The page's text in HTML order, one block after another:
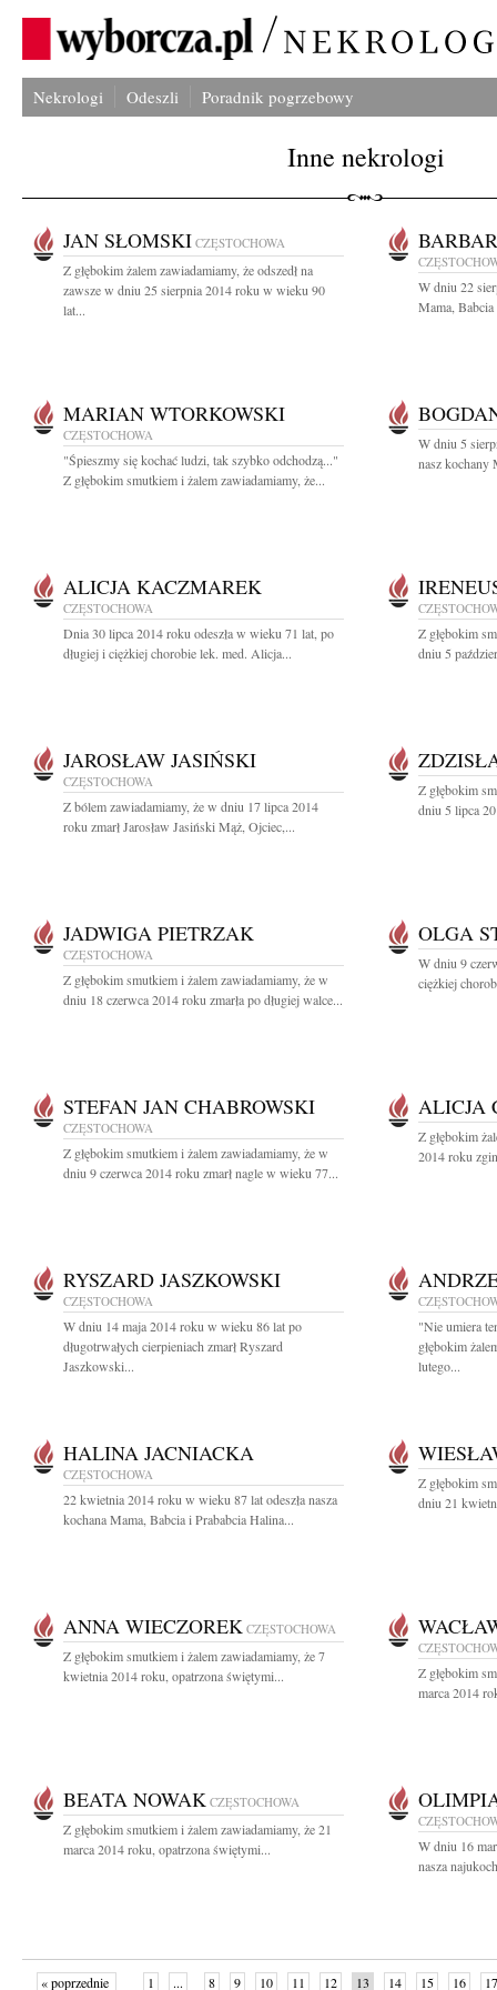
Nekrologi Odeszli Poradnik pogrzebowy
Inne nekrologi
JAN SŁOMSKI CZĘSTOCHOWA
Z głębokim żalem zawiadamiamy, że odszedł na
zawsze w dniu 25 sierpnia 2014 roku w wieku 90
lat...
W dniu 22
Mama,
MARIAN WTORKOWSKI
CZĘSTOCHOWA
"Śpieszmy się kochać ludzi, tak szybko odchodzą..."
Z głębokim smutkiem i żalem zawiadamiamy, że...
W dniu 5
nasz kochany
ALICJA KACZMAREK
CZĘSTOCHOWA
Dnia 30 lipca 2014 roku odeszła w wieku 71 lat, po
długiej i ciężkiej chorobie lek. med. Alicja...
Z głębokim
dniu 5
JAROSŁAW JASIŃSKI
CZĘSTOCHOWA
Z bólem zawiadamiamy, że w dniu 17 lipca 2014
roku zmarł Jarosław Jasiński Mąż, Ojciec,...
Z głębokim
dniu 5 lipca
JADWIGA PIETRZAK
CZĘSTOCHOWA
Z głębokim smutkiem i żalem zawiadamiamy, że w
dniu 18 czerwca 2014 roku zmarła po długiej walce...
OLGA
W dniu 9
ciężkiej
STEFAN JAN CHABROWSKI
CZĘSTOCHOWA
Z głębokim smutkiem i żalem zawiadamiamy, że w
dniu 9 czerwca 2014 roku zmarł nagle w wieku 77...
ALICJA
Z głębokim
2014 roku
RYSZARD JASZKOWSKI
CZĘSTOCHOWA
W dniu 14 maja 2014 roku w wieku 86 lat po
długotrwałych cierpieniach zmarł Ryszard
Jaszkowski...
"Nie umiera
głębokim
lutego...
HALINA JACNIACKA
CZĘSTOCHOWA
22 kwietnia 2014 roku w wieku 87 lat odeszła nasza
kochana Mama, Babcia i Prababcia Halina...
Z głębokim
dniu 21
ANNA WIECZOREK CZĘSTOCHOWA
Z głębokim smutkiem i żalem zawiadamiamy, że 7
kwietnia 2014 roku, opatrzona świętymi...
Z głębokim
marca 2014
BEATA NOWAK CZĘSTOCHOWA
Z głębokim smutkiem i żalem zawiadamiamy, że 21
marca 2014 roku, opatrzona świętymi...
W dniu 16
nasza
« poprzednie 1 ... 8 9 10 11 12 13 14 15 16 17